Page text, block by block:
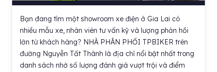
Bạn đang tìm một showroom xe điện ở Gia Lai có
nhiều mẫu xe, nhân viên tư vấn kỹ và lượng phản hồi
lớn từ khách hàng? NHÀ PHÂN PHỐI TPBIKER trên
đường Nguyễn Tất Thành là địa chỉ nổi bật nhất trong
danh sách nhờ số lượng đánh giá vượt trội và điểm